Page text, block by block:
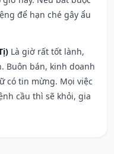
để hạn ché gây ẩu
Là giờ rất tốt lành,
Buôn bán, kinh doanh
có tin mừng. Mọi việc
cầu thì sẽ khỏi, gia